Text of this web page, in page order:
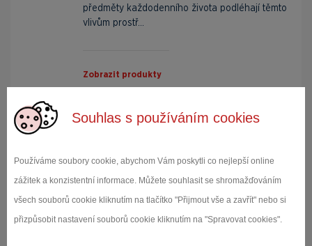
Souhlas s používáním cookies
Používáme soubory cookie, abychom Vám poskytli co nejlepší online
zážitek a konzistentní informace. Můžete souhlasit se shromažďováním
všech souborů cookie kliknutím na tlačítko "Přijmout vše a zavřít" nebo si
přizpůsobit nastavení souborů cookie kliknutím na "Spravovat cookies".
předměty každodenního života podléhají těmto
vlivům prostř...
Zobrazit produkty
řešeními. Právě vibrační systémy tvoří
důležitou součást takových požadavků.
Komplexní řešení na míru zákazníkovi: od